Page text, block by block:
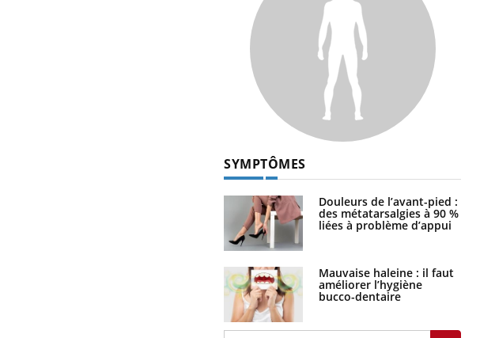
SYMPTÔMES
Douleurs de l’avant-pied :
des métatarsalgies à 90 %
liées à problème d’appui
Mauvaise haleine : il faut
améliorer l’hygiène
bucco-dentaire